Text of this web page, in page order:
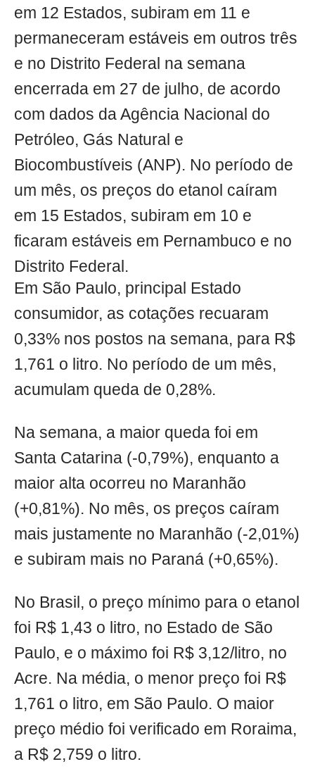
em 12 Estados, subiram em 11 e
permaneceram estáveis em outros três
e no Distrito Federal na semana
encerrada em 27 de julho, de acordo
com dados da Agência Nacional do
Petróleo, Gás Natural e
Biocombustíveis (ANP). No período de
um mês, os preços do etanol caíram
em 15 Estados, subiram em 10 e
ficaram estáveis em Pernambuco e no
Distrito Federal.
Em São Paulo, principal Estado
consumidor, as cotações recuaram
0,33% nos postos na semana, para R$
1,761 o litro. No período de um mês,
acumulam queda de 0,28%.
Na semana, a maior queda foi em
Santa Catarina (-0,79%), enquanto a
maior alta ocorreu no Maranhão
(+0,81%). No mês, os preços caíram
mais justamente no Maranhão (-2,01%)
e subiram mais no Paraná (+0,65%).
No Brasil, o preço mínimo para o etanol
foi R$ 1,43 o litro, no Estado de São
Paulo, e o máximo foi R$ 3,12/litro, no
Acre. Na média, o menor preço foi R$
1,761 o litro, em São Paulo. O maior
preço médio foi verificado em Roraima,
a R$ 2,759 o litro.